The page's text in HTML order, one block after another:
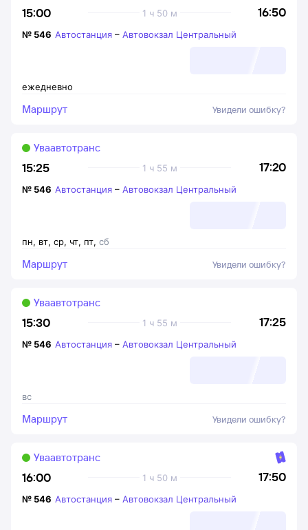
15:00 16:50
1 ч 50 м
ежедневно
№ 546 Автостанция – Автовокзал Центральный
Маршрут Увидели ошибку?
15:25 17:20
1 ч 55 м
Уваавтотранс
пн, вт, ср, чт, пт, сб
№ 546 Автостанция – Автовокзал Центральный
Маршрут Увидели ошибку?
15:30 17:25
1 ч 55 м
Уваавтотранс
вс
№ 546 Автостанция – Автовокзал Центральный
Маршрут Увидели ошибку?
16:00 17:50
1 ч 50 м
Уваавтотранс
№ 546 Автостанция – Автовокзал Центральный